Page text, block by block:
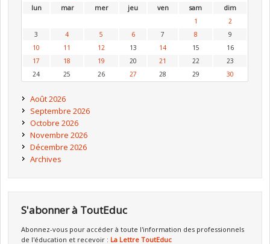
lun
mar mer jeu ven sam
dim
1
2
3
4 5 6 7 8
9
10
11 12 13 14 15
16
17
18 19 20 21 22
23
24
25 26 27 28 29 30
Août 2026
Septembre 2026
Octobre 2026
Novembre 2026
Décembre 2026
Archives
S'abonner à ToutEduc
Abonnez-vous pour accéder à toute l'information des professionnels
de l'éducation et recevoir : La Lettre ToutEduc